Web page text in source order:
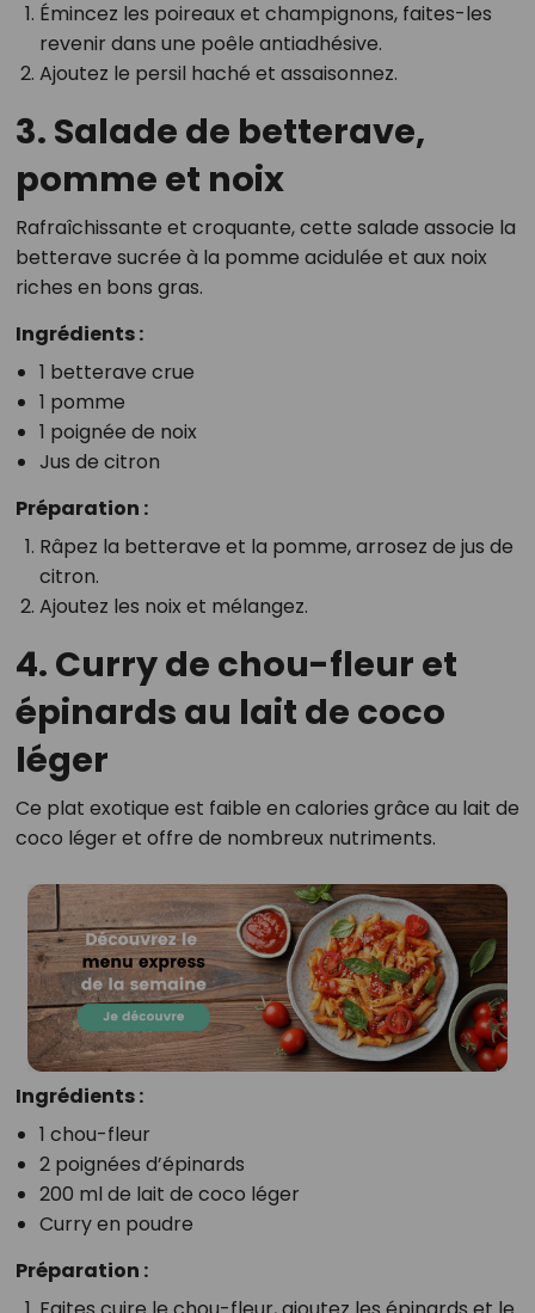
Émincez les poireaux et champignons, faites-les
revenir dans une poêle antiadhésive.
Ajoutez le persil haché et assaisonnez.
3. Salade de betterave,
pomme et noix
Rafraîchissante et croquante, cette salade associe la
betterave sucrée à la pomme acidulée et aux noix
riches en bons gras.
Ingrédients :
1 betterave crue
1 pomme
1 poignée de noix
Jus de citron
Préparation :
Râpez la betterave et la pomme, arrosez de jus de
citron.
Ajoutez les noix et mélangez.
4. Curry de chou-fleur et
épinards au lait de coco
léger
Ce plat exotique est faible en calories grâce au lait de
coco léger et offre de nombreux nutriments.
Ingrédients :
1 chou-fleur
2 poignées d’épinards
200 ml de lait de coco léger
Curry en poudre
Préparation :